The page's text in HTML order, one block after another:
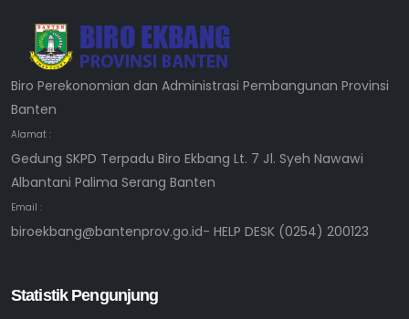
Biro Perekonomian dan Administrasi Pembangunan Provinsi
Banten
Alamat :
Gedung SKPD Terpadu Biro Ekbang Lt. 7 Jl. Syeh Nawawi
Albantani Palima Serang Banten
Email :
biroekbang@bantenprov.go.id- HELP DESK (0254) 200123
Statistik Pengunjung